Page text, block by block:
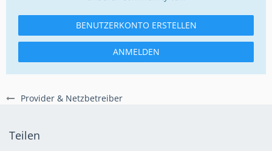
Provider & Netzbetreiber
BENUTZERKONTO ERSTELLEN
ANMELDEN
Teilen